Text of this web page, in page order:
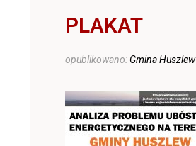
PLAKAT
opublikowano: Gmina Huszlew